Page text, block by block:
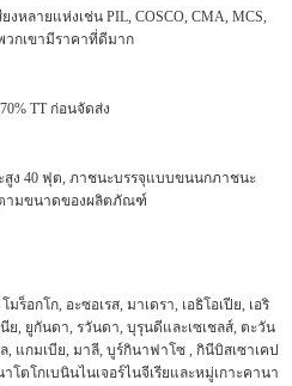
หลายแห่งเช่น PIL, COSCO, CMA, MCS,
วกเขามีราคาที่ดีมาก
TT ก่อนจัดส่ง
สูง 40 ฟุต, ภาชนะบรรจุแบบขนนกภาชนะ
ตามขนาดของผลิตภัณฑ์
ร็อกโก, อะซอเรส, มาเดรา, เอธิโอเปีย, เอริ
ย, ยูกันดา, รวันดา, บุรุนดีและเซเชลส์, ตะวัน
, แกมเบีย, มาลี, บูร์กินาฟาโซ , กินีบิสเซาเคป
โตโกเบนินไนเจอร์ไนจีเรียและหมู่เกาะคานา